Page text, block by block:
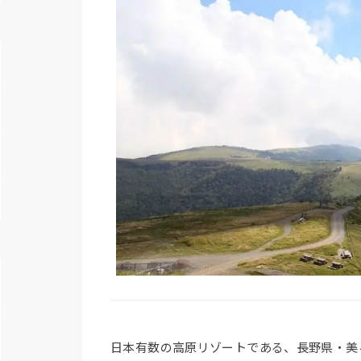
日本有数の高原リゾートである、長野県・